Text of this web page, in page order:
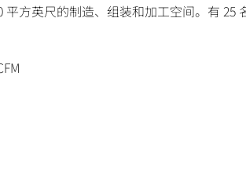
方英尺的制造、组装和加工空间。有 25